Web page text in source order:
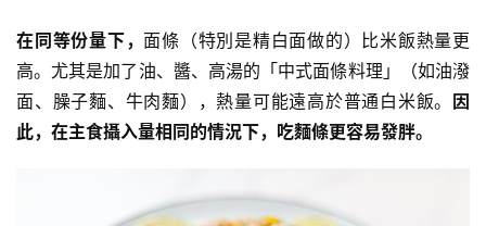
劃
有
氧
在同等份量下， 面條（特別是精白面做的）比米飯熱量更
高。尤其是加了油、醬、高湯的「中式面條料理」（如油潑
面、 臊子麵、牛肉麵），熱量可能遠高於普通白米飯。 因
此，在主食攝入量相同的情況下，吃麵條更容易發胖。